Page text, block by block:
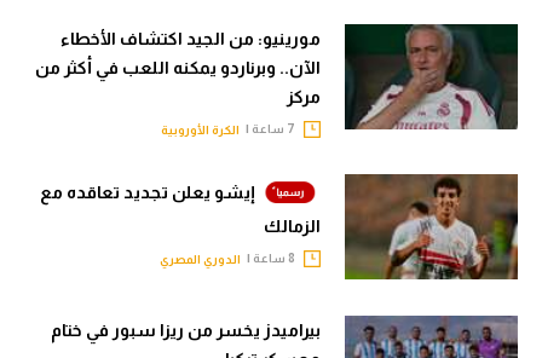
مورينيو: من الجيد اكتشاف الأخطاء
الآن.. وبرناردو يمكنه اللعب في أكثر من
مركز
الكرة الأوروبية
إيشو يعلن تجديد تعاقده مع
الزمالك
الدوري المصري
بيراميدز يخسر من ريزا سبور في ختام